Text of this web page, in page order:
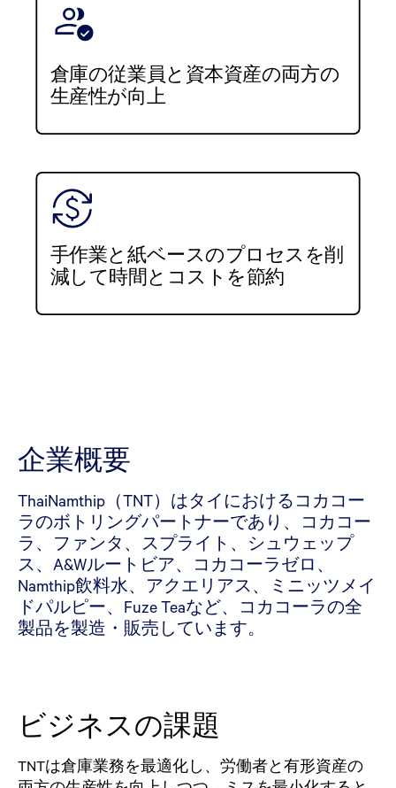
倉庫の従業員と資本資産の両方の
生産性が向上
手作業と紙ベースのプロセスを削
減して時間とコストを節約
企業概要
ThaiNamthip（TNT）はタイにおけるコカコー
ラのボトリングパートナーであり、コカコー
ラ、ファンタ、スプライト、シュウェップ
ス、A&Wルートビア、コカコーラゼロ、
Namthip飲料水、アクエリアス、ミニッツメイ
ドパルピー、Fuze Teaなど、コカコーラの全
製品を製造・販売しています。
ビジネスの課題
TNTは倉庫業務を最適化し、労働者と有形資産の